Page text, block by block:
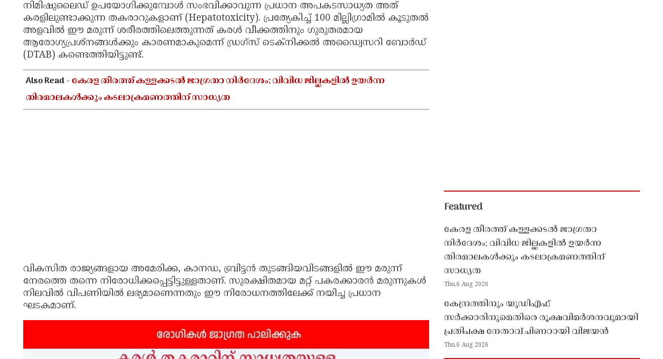
നിമിഷുലൈഡ് ഉപയോഗിക്കുമ്പോൾ സംഭവിക്കാവുന്ന പ്രധാന അപകടസാധ്യത അത്
കരളിലുണ്ടാക്കുന്ന തകരാറുകളാണ് (Hepatotoxicity). പ്രത്യേകിച്ച് 100 മില്ലിഗ്രാമിൽ കൂടുതൽ
അളവിൽ ഈ മരുന്ന് ശരീരത്തിലെത്തുന്നത് കരൾ വീക്കത്തിനും ഗുരുതരമായ
ആരോഗ്യപ്രശ്നങ്ങൾക്കും കാരണമാകുമെന്ന് ഡ്രഗ്സ് ടെക്നിക്കൽ അഡ്വൈസറി ബോർഡ്
(DTAB) കണ്ടെത്തിയിട്ടുണ്ട്.
Also Read -കേരള തീരത്ത് കള്ളക്കടൽ ജാഗ്രതാ നിർദേശം; വിവിധ ജില്ലകളിൽ ഉയർന്ന
തിരമാലകൾക്കും കടലാക്രമണത്തിന് സാധ്യത
വികസിത രാജ്യങ്ങളായ അമേരിക്ക, കാനഡ, ബ്രിട്ടൻ തുടങ്ങിയവിടങ്ങളിൽ ഈ മരുന്ന്
നേരത്തെ തന്നെ നിരോധിക്കപ്പെട്ടിട്ടുള്ളതാണ്. സുരക്ഷിതമായ മറ്റ് പകരക്കാരൻ മരുന്നുകൾ
നിലവിൽ വിപണിയിൽ ലഭ്യമാണെന്നതും ഈ നിരോധനത്തിലേക്ക് നയിച്ച പ്രധാന
ഘടകമാണ്.
Featured
കേരള തീരത്ത് കള്ളക്കടൽ ജാഗ്രതാ
നിർദേശം; വിവിധ ജില്ലകളിൽ ഉയർന്ന
തിരമാലകൾക്കും കടലാക്രമണത്തിന്
സാധ്യത
Thu,6 Aug 2026
കേന്ദ്രത്തിനും യുഡിഎഫ്
സർക്കാരിനുമെതിരെ രൂക്ഷവിമർശനവുമായി
പ്രതിപക്ഷ നേതാവ് പിണറായി വിജയൻ
Thu,6 Aug 2026